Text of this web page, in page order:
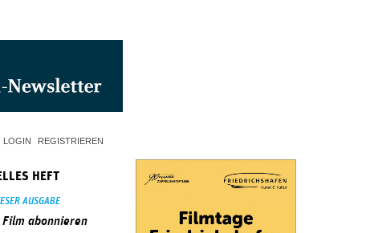
LOGIN REGISTRIEREN
HEFT
AUSGABE
Film abonnieren